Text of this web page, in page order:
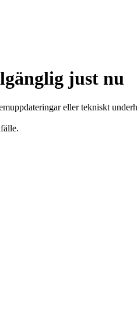
just nu
eller tekniskt